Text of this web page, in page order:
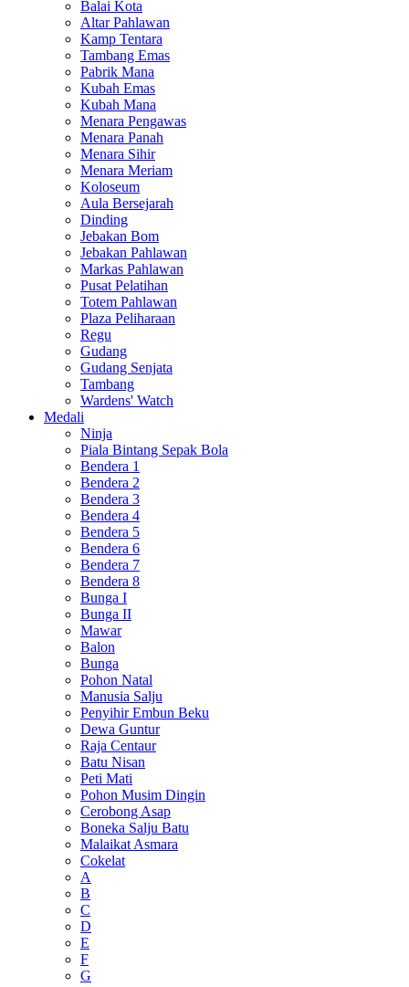
Balai Kota
Altar Pahlawan
Kamp Tentara
Tambang Emas
Pabrik Mana
Kubah Emas
Kubah Mana
Menara Pengawas
Menara Panah
Menara Sihir
Menara Meriam
Koloseum
Aula Bersejarah
Dinding
Jebakan Bom
Jebakan Pahlawan
Markas Pahlawan
Pusat Pelatihan
Totem Pahlawan
Plaza Peliharaan
Regu
Gudang
Gudang Senjata
Tambang
Wardens' Watch
Medali
Ninja
Piala Bintang Sepak Bola
Bendera 1
Bendera 2
Bendera 3
Bendera 4
Bendera 5
Bendera 6
Bendera 7
Bendera 8
Bunga I
Bunga II
Mawar
Balon
Bunga
Pohon Natal
Manusia Salju
Penyihir Embun Beku
Dewa Guntur
Raja Centaur
Batu Nisan
Peti Mati
Pohon Musim Dingin
Cerobong Asap
Boneka Salju Batu
Malaikat Asmara
Cokelat
A
B
C
D
E
F
G